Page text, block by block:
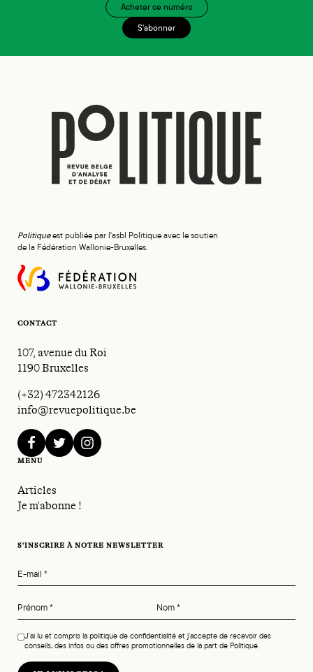
Acheter ce numéro
S'abonner
Politiqueest publiée par l'asbl Politique avec le soutien
de la Fédération Wallonie-Bruxelles.
CONTACT
107, avenue du Roi
1190 Bruxelles
(+32) 472342126
info@revuepolitique.be
facebooktwitterinstagram
MENU
Articles
Je m'abonne !
S'INSCRIRE À NOTRE NEWSLETTER
E-mail *
Prénom* Nom*
J'ai lu et compris la politique de confidentialité et j'accepte de recevoir des
conseils, des infos ou des offres promotionnelles de la part de Politique.